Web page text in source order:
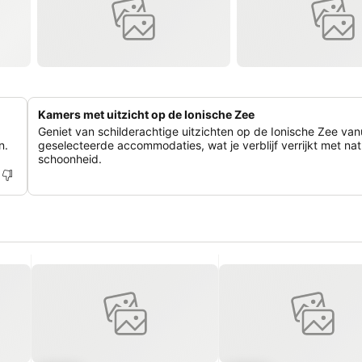
Kamers met uitzicht op de Ionische Zee
Geniet van schilderachtige uitzichten op de Ionische Zee
geselecteerde accommodaties, wat je verblijf verrijkt met
schoonheid.